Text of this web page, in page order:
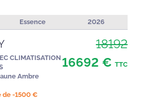
Essence 2026
CLIMATISATION
Ambre
de -1500 €
18192
16692 € TTC